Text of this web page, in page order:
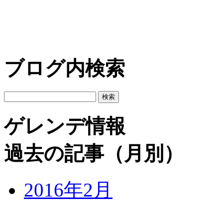
ブログ内検索
ゲレンデ情報
過去の記事（月別）
2016年2月